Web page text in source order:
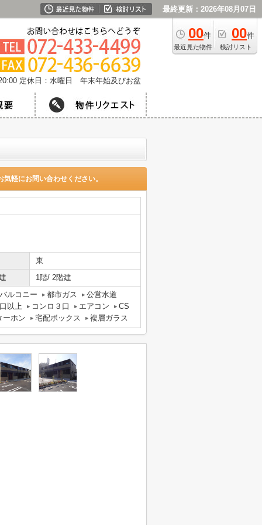
最終更新：2026年08月07日
00件
最近見た物件
00件
検討リスト
定休日：水曜日 年末年始及びお盆
気軽にお問い合わせください。
東
1階/ 2階建
バルコニー 都市ガス
公営水道
以上 コンロ３口 エアコン
CS
ーホン 宅配ボックス 複層ガラス